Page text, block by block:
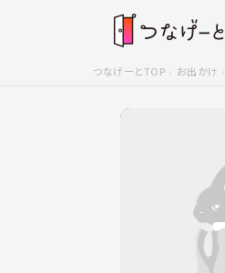
つなげーとTOP お出かけ